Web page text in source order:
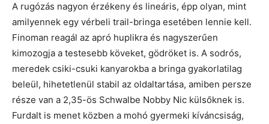
A rugózás nagyon érzékeny és lineáris, épp olyan, mint
amilyennek egy vérbeli trail-bringa esetében lennie kell.
Finoman reagál az apró huplikra és nagyszerűen
kimozogja a testesebb köveket, gödröket is. A sodrós,
meredek csiki-csuki kanyarokba a bringa gyakorlatilag
beleül, hihetetlenül stabil az oldaltartása, amiben persze
része van a 2,35-ös Schwalbe Nobby Nic külsőknek is.
Furdalt is menet közben a mohó gyermeki kíváncsiság,